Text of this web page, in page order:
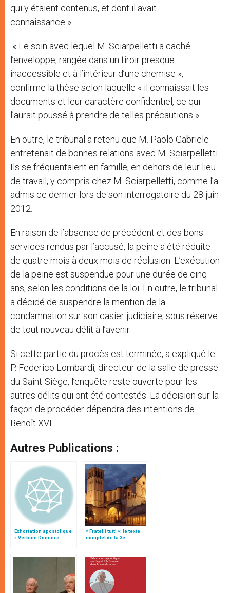
qui y étaient contenus, et dont il avait
connaissance ».
« Le soin avec lequel M. Sciarpelletti a caché
l’enveloppe, rangée dans un tiroir presque
inaccessible et à l’intérieur d’une chemise »,
confirme la thèse selon laquelle « il connaissait les
documents et leur caractère confidentiel, ce qui
l’aurait poussé à prendre de telles précautions ».
En outre, le tribunal a retenu que M. Paolo Gabriele
entretenait de bonnes relations avec M. Sciarpelletti.
Ils se fréquentaient en famille, en dehors de leur lieu
de travail, y compris chez M. Sciarpelletti, comme l’a
admis ce dernier lors de son interrogatoire du 28 juin
2012.
En raison de l’absence de précédent et des bons
services rendus par l’accusé, la peine a été réduite
de quatre mois à deux mois de réclusion. L’exécution
de la peine est suspendue pour une durée de cinq
ans, selon les conditions de la loi. En outre, le tribunal
a décidé de suspendre la mention de la
condamnation sur son casier judiciaire, sous réserve
de tout nouveau délit à l’avenir.
Si cette partie du procès est terminée, a expliqué le
P. Federico Lombardi, directeur de la salle de presse
du Saint-Siège, l’enquête reste ouverte pour les
autres délits qui ont été contestés. La décision sur la
façon de procéder dépendra des intentions de
Benoît XVI.
Autres Publications :
Exhortation apostolique
« Verbum Domini »
« Fratelli tutti »: le texte
complet de la 3e